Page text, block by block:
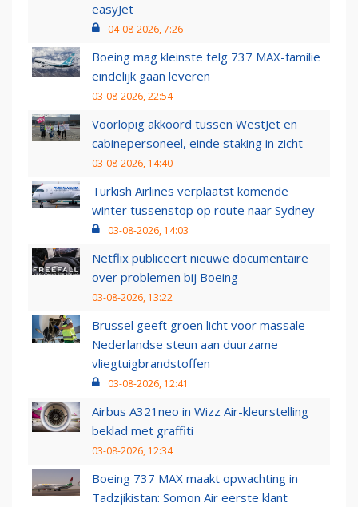
easyJet
04-08-2026, 7:26
Boeing mag kleinste telg 737 MAX-familie
eindelijk gaan leveren
03-08-2026, 22:54
Voorlopig akkoord tussen WestJet en
cabinepersoneel, einde staking in zicht
03-08-2026, 14:40
Turkish Airlines verplaatst komende
winter tussenstop op route naar Sydney
03-08-2026, 14:03
Netflix publiceert nieuwe documentaire
over problemen bij Boeing
03-08-2026, 13:22
Brussel geeft groen licht voor massale
Nederlandse steun aan duurzame
vliegtuigbrandstoffen
03-08-2026, 12:41
Airbus A321neo in Wizz Air-kleurstelling
beklad met graffiti
03-08-2026, 12:34
Boeing 737 MAX maakt opwachting in
Tadzjikistan: Somon Air eerste klant